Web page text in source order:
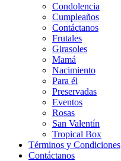
Condolencia
Cumpleaños
Contáctanos
Frutales
Girasoles
Mamá
Nacimiento
Para él
Preservadas
Eventos
Rosas
San Valentín
Tropical Box
Términos y Condiciones
Contáctanos